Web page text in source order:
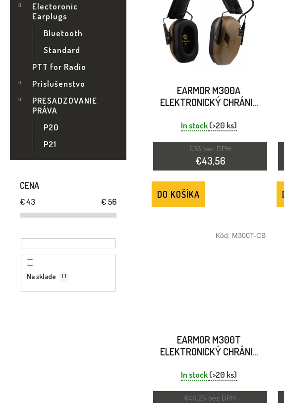
Electoronic
Earplugs
Bluetooth
Standard
PTT for Radio
Príslušenstvo
PRESADZOVANIE
PRÁVA
P20
P21
CENA
€43 €56
Na sklade 11
O
D
U
K
EARMOR M300A
ELEKTRONICKÝ CHRÁNIČ
In stock(>20 ks)
€36 bez DPH
€43,56
DO KOŠÍKA
EARMOR M300T
ELEKTRONICKÝ CHRÁNIČ
In stock(>20 ks)
€46,25 bez DPH
Kód: M300T-CB